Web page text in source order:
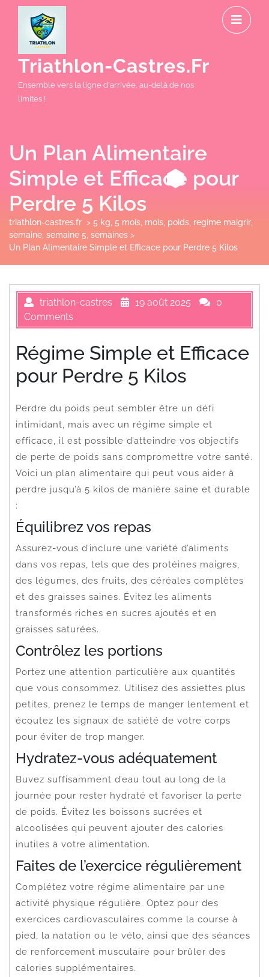
Triathlon-Castres.fr
Ensemble vers la ligne d'arrivée, au-delà de nos
limites !
Un Plan Alimentaire
Simple et Efficace pour
Perdre 5 Kilos
triathlon-castres.fr > 5 kg 5 mois mois poids regime maigrir
semaine semaine 5 semaines >
Un Plan Alimentaire Simple et Efficace pour Perdre 5 Kilos
triathlon-castres 19 août 2025
0
Comments
Régime Simple et Efficace
pour Perdre 5 Kilos
Perdre du poids peut sembler être un défi
intimidant, mais avec un régime simple et
efficace, il est possible d’atteindre vos objectifs
de perte de poids sans compromettre votre santé.
Voici un plan alimentaire qui peut vous aider à
perdre jusqu’à 5 kilos de manière saine et durable
:
Équilibrez vos repas
Assurez-vous d’inclure une variété d’aliments
dans vos repas, tels que des protéines maigres,
des légumes, des fruits, des céréales complètes
et des graisses saines. Évitez les aliments
transformés riches en sucres ajoutés et en
graisses saturées.
Contrôlez les portions
Portez une attention particulière aux quantités
que vous consommez. Utilisez des assiettes plus
petites, prenez le temps de manger lentement et
écoutez les signaux de satiété de votre corps
pour éviter de trop manger.
Hydratez-vous adéquatement
Buvez suffisamment d’eau tout au long de la
journée pour rester hydraté et favoriser la perte
de poids. Évitez les boissons sucrées et
alcoolisées qui peuvent ajouter des calories
inutiles à votre alimentation.
Faites de l’exercice régulièrement
Complétez votre régime alimentaire par une
activité physique régulière. Optez pour des
exercices cardiovasculaires comme la course à
pied, la natation ou le vélo, ainsi que des séances
de renforcement musculaire pour brûler des
calories supplémentaires.